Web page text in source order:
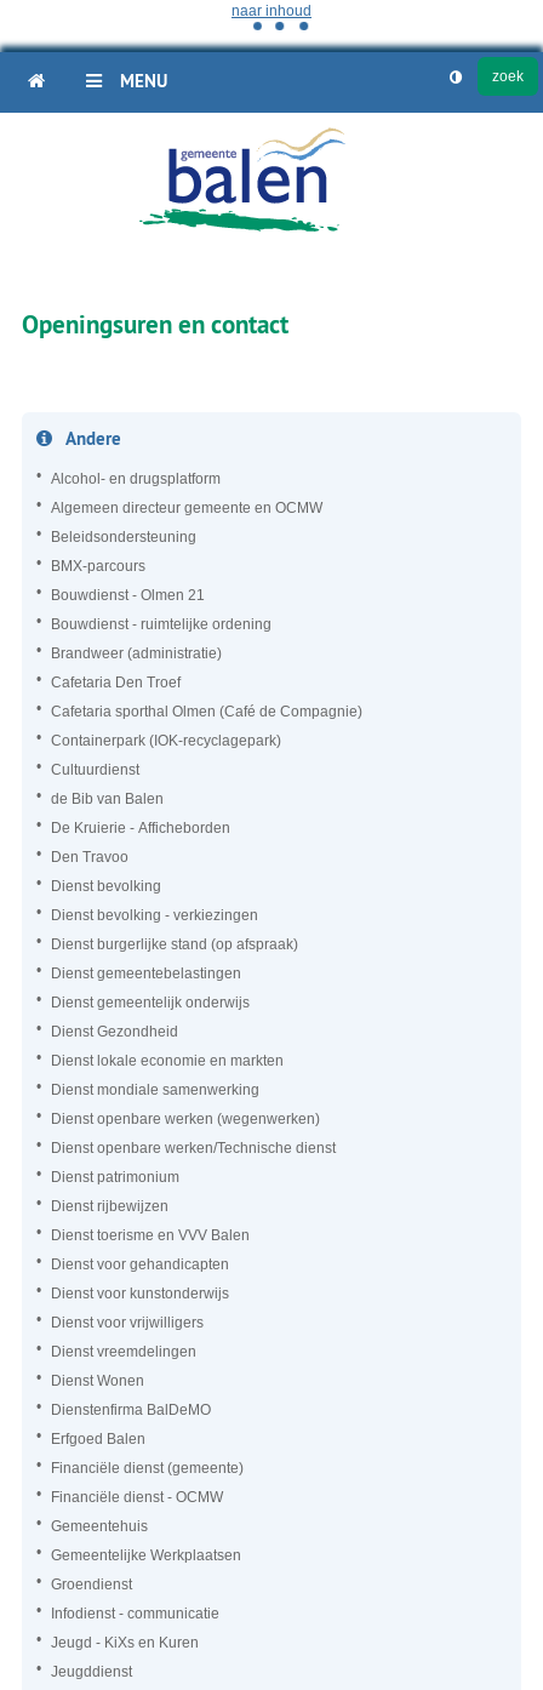
naar inhoud
HOME MENU
Openingsuren en contact
Andere
Alcohol- en drugsplatform
Algemeen directeur gemeente en OCMW
Beleidsondersteuning
BMX-parcours
Bouwdienst - Olmen 21
Bouwdienst - ruimtelijke ordening
Brandweer (administratie)
Cafetaria Den Troef
Cafetaria sporthal Olmen (Café de Compagnie)
Containerpark (IOK-recyclagepark)
Cultuurdienst
de Bib van Balen
De Kruierie - Afficheborden
Den Travoo
Dienst bevolking
Dienst bevolking - verkiezingen
Dienst burgerlijke stand (op afspraak)
Dienst gemeentebelastingen
Dienst gemeentelijk onderwijs
Dienst Gezondheid
Dienst lokale economie en markten
Dienst mondiale samenwerking
Dienst openbare werken (wegenwerken)
Dienst openbare werken/Technische dienst
Dienst patrimonium
Dienst rijbewijzen
Dienst toerisme en VVV Balen
Dienst voor gehandicapten
Dienst voor kunstonderwijs
Dienst voor vrijwilligers
Dienst vreemdelingen
Dienst Wonen
Dienstenfirma BalDeMO
Erfgoed Balen
Financiële dienst (gemeente)
Financiële dienst - OCMW
Gemeentehuis
Gemeentelijke Werkplaatsen
Groendienst
Infodienst - communicatie
Jeugd - KiXs en Kuren
Jeugddienst